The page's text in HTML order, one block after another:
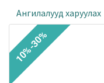
Ангилалууд харуулах
10%-30%